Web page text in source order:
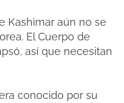
Kashimar aún no se
El Cuerpo de
así que necesitan
conocido por su